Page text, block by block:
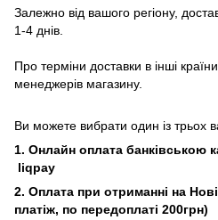
Залежно від вашого регіону,
1-4 днів.
Про терміни доставки в інші
менеджерів магазину.
Ви можете вибрати один із трьох
1. Онлайн оплата банківською
liqpay
2. Оплата при отриманні на
платіж, по передоплаті 200грн)